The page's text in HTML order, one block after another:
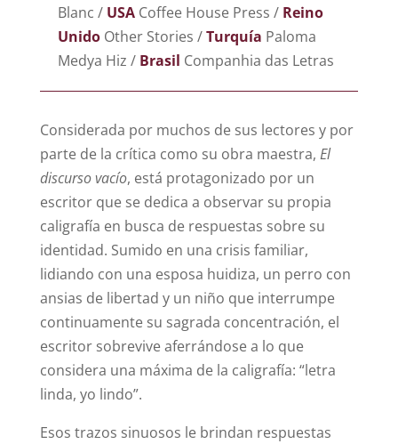
Blanc / USACoffee House Press / Reino
UnidoOther Stories /Turquía Paloma
Medya Hiz / Brasil Companhia das Letras
Considerada por muchos de sus lectores y por
parte de la crítica como su obra maestra, El
discurso vacío, está protagonizado por un
escritor que se dedica a observar su propia
caligrafía en busca de respuestas sobre su
identidad. Sumido en una crisis familiar,
lidiando con una esposa huidiza, un perro con
ansias de libertad y un niño que interrumpe
continuamente su sagrada concentración, el
escritor sobrevive aferrándose a lo que
considera una máxima de la caligrafía: “letra
linda, yo lindo”.
Esos trazos sinuosos le brindan respuestas